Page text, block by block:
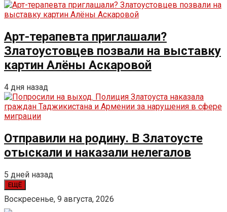
Арт-терапевта приглашали?
Златоустовцев позвали на выставку
картин Алёны Аскаровой
4 дня назад
Отправили на родину. В Златоусте
отыскали и наказали нелегалов
5 дней назад
ЕЩЁ
Воскресенье, 9 августа, 2026